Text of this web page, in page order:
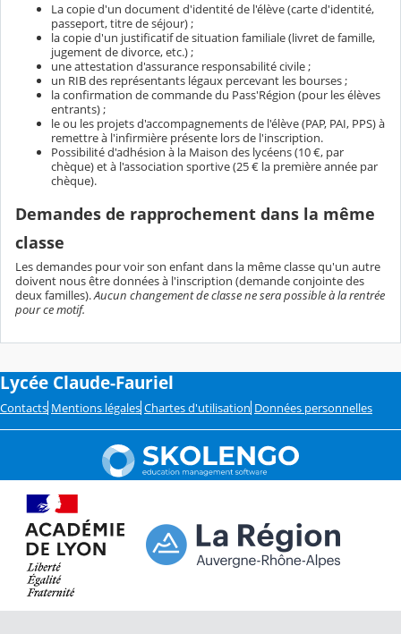
La copie d'un document d'identité de l'élève (carte d'identité,
passeport, titre de séjour) ;
la copie d'un justificatif de situation familiale (livret de famille,
jugement de divorce, etc.) ;
une attestation d'assurance responsabilité civile ;
un RIB des représentants légaux percevant les bourses ;
la confirmation de commande du Pass'Région (pour les élèves
entrants) ;
le ou les projets d'accompagnements de l'élève (PAP, PAI, PPS) à
remettre à l'infirmière présente lors de l'inscription.
Possibilité d'adhésion à la Maison des lycéens (10 €, par
chèque) et à l'association sportive (25 € la première année par
chèque).
Demandes de rapprochement dans la même
classe
Les demandes pour voir son enfant dans la même classe qu'un autre
doivent nous être données à l'inscription (demande conjointe des
deux familles).Aucun changement de classe ne sera possible à la rentrée
pour ce motif.
Lycée Claude-Fauriel
Contacts Mentions légales Chartes d'utilisation Données personnelles